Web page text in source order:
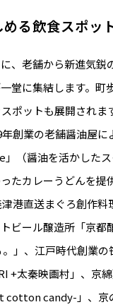
る飲食スポッ
に、老舗から新進気鋭
堂に集結します。町
ポットも展開されま
創業の老舗醤油屋に
（醤油を活かした
たカレーうどんを提
津港直送まぐろ創作
ビール醸造所「京都
。」、江戸時代創業
+太秦映画村」、京
cotton candy-」、京